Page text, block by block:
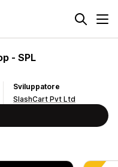
‑ SPL
Sviluppatore
SlashCart Pvt Ltd